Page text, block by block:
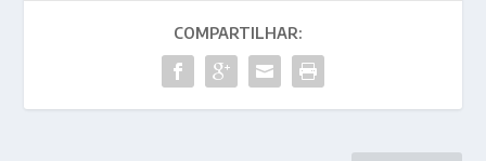
COMPARTILHAR: